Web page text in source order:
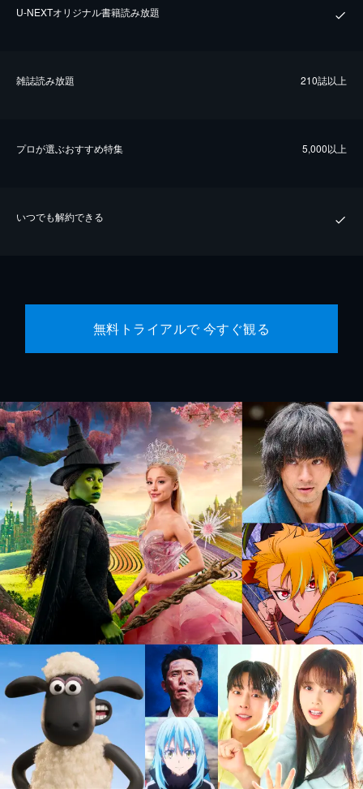
U-NEXTオリジナル書籍読み放題
雑誌読み放題 210誌以上
プロが選ぶおすすめ特集 5,000以上
いつでも解約できる
無料トライアルで 今すぐ観る